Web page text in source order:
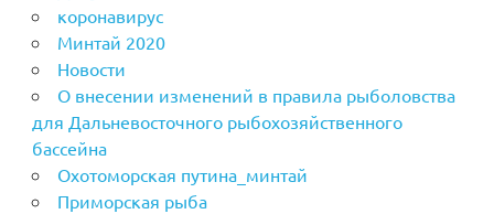
коронавирус
Минтай 2020
Новости
О внесении изменений в правила рыболовства
для Дальневосточного рыбохозяйственного
бассейна
Охотоморская путина_минтай
Приморская рыба